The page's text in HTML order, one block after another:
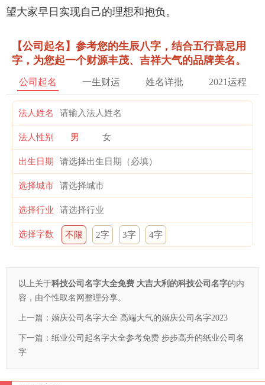
望大家早日实现自己的理想和抱负。
【公司起名】参考您的生辰八字，结合五行喜忌用
字，为您起一个财源丰茂、吉祥大气的品牌美名。
公司起名 一生财运 姓名详批 2021运程
法人姓名
法人性别 男 女
出生日期
选择城市
选择行业
选择字数 不限 2字 3字 4字
以上关于科技公司名字大全免费 大吉大利的科技公司名字的内
容，由个性取名网整理分享。
上一篇： 婚庆公司名字大全 高端大气的婚庆公司名字2023
下一篇： 纸业公司起名字大全参考免费 步步高升的纸业公司名
字